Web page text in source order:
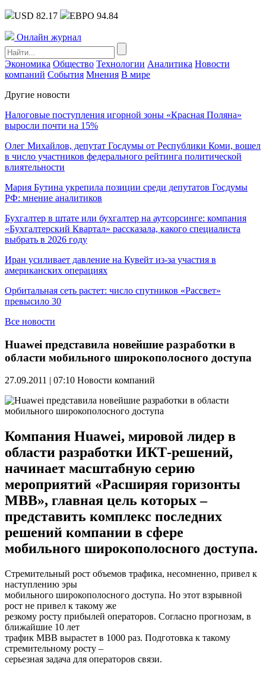
USD 82.17 ЕВРО 94.84
Онлайн журнал
Экономика Общество Технологии Аналитика Новости
компаний События Мнения В мире
Другие новости
Налоговые поступления игорной зоны «Красная Поляна»
выросли почти на 15%
Олег Михайлов, депутат Госдумы от Республики Коми, вошел
в число участников федерального рейтинга политической
влиятельности
Мария Бутина укрепила позиции среди депутатов Госдумы
РФ: мнение аналитиков
Бухгалтер в штате или бухгалтер на аутсорсинге: компания
«Бухгалтерский Квартал» рассказала, какого специалиста
выбрать в 2026 году
Иран усиливает давление на Кувейт из-за участия в
американских операциях
Орбитальная сеть растет: число спутников «Рассвет»
превысило 30
Все новости
Huawei представила новейшие разработки в
области мобильного широкополосного доступа
27.09.2011 | 07:10 Новости компаний
Компания Huawei, мировой лидер в
области разработки ИКТ-решений,
начинает масштабную серию
мероприятий «Расширяя горизонты
МВВ», главная цель которых –
представить комплекс последних
решений компании в сфере
мобильного широкополосного доступа.
Стремительный рост объемов трафика, несомненно, привел к
наступлению эры
мобильного широкополосного доступа. Но этот взрывной
рост не привел к такому же
резкому росту прибылей операторов. Согласно прогнозам, в
ближайшие 10 лет
трафик MBB вырастет в 1000 раз. Подготовка к такому
стремительному росту –
серьезная задача для операторов связи.